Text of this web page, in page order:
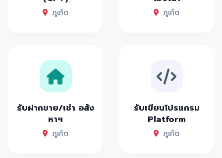
ภูเก็ต ภูเก็ต
รับฝากขาย/เช่า อสัง
หาฯ
ภูเก็ต
รับเขียนโปรแกรม
Platform
ภูเก็ต